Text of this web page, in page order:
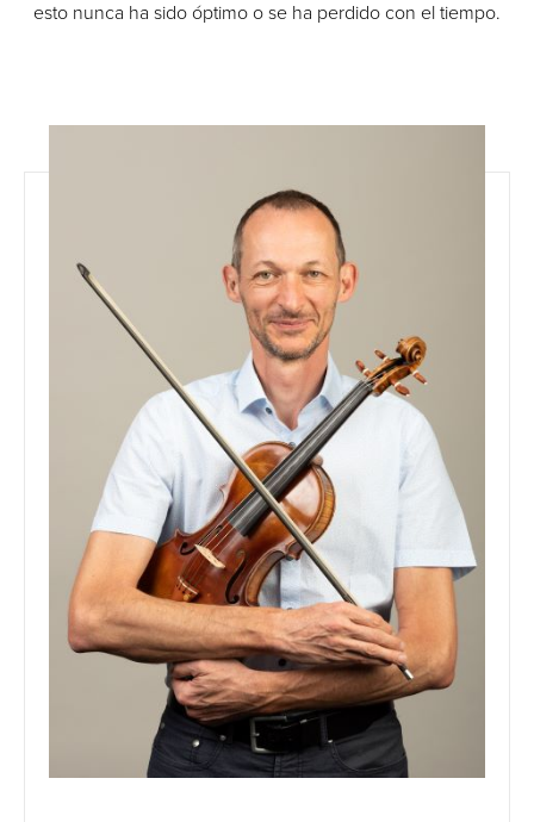
esto nunca ha sido óptimo o se ha perdido con el tiempo.